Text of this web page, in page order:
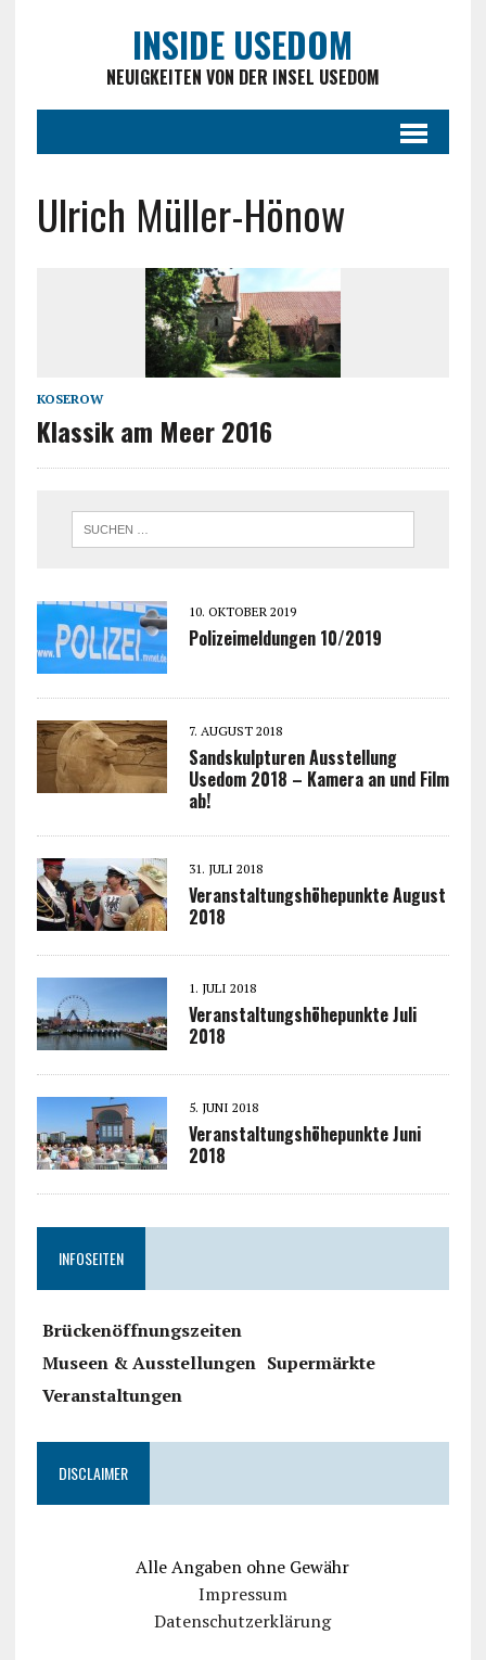
INSIDE USEDOM
NEUIGKEITEN VON DER INSEL USEDOM
Ulrich Müller-Hönow
KOSEROW
Klassik am Meer 2016
10. OKTOBER 2019
Polizeimeldungen 10/2019
7. AUGUST 2018
Sandskulpturen Ausstellung
Usedom 2018 – Kamera an und Film
ab!
31. JULI 2018
Veranstaltungshöhepunkte August
2018
1. JULI 2018
Veranstaltungshöhepunkte Juli
2018
5. JUNI 2018
Veranstaltungshöhepunkte Juni
2018
INFOSEITEN
Brückenöffnungszeiten
Museen & Ausstellungen Supermärkte
Veranstaltungen
DISCLAIMER
Alle Angaben ohne Gewähr
Impressum
Datenschutzerklärung